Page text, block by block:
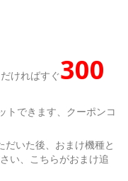
ければすぐ300
トできます、クーポンコ
いた後、おまけ機種と
い、こちらがおまけ追